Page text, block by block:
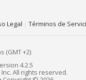
Legal | Términos de
(GMT +2)
4.2.5
All rights reserved.